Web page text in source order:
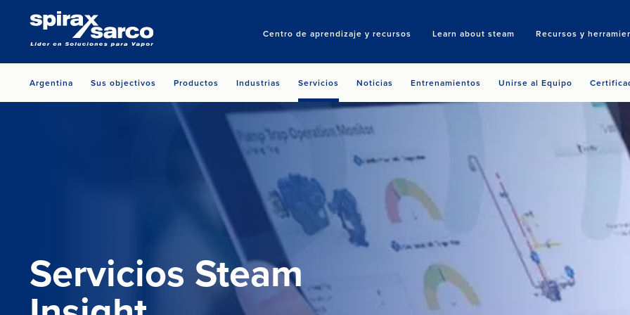
Centro de aprendizaje y recursos Learn about steam Recursos y
Search
Argentina Sus objectivos Productos Industrias Servicios Noticias Entrenamientos Unirse al Equipo
Servicios Steam